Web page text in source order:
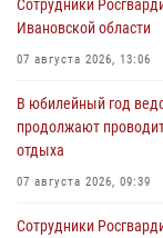
Сотрудники
Ивановской области
07 августа 2026, 13:06
В юбилейный год
продолжают
отдыха
07 августа 2026, 09:39
Сотрудники